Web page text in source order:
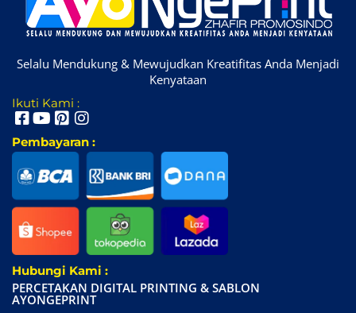
Selalu Mendukung & Mewujudkan Kreatifitas Anda Menjadi
Kenyataan
Ikuti Kami :
Pembayaran :
Hubungi Kami :
PERCETAKAN DIGITAL PRINTING & SABLON
AYONGEPRINT